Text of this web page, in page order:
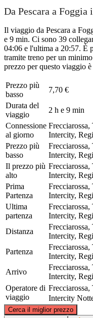
Da Pescara a Foggia
Il viaggio da Pescara a
e 9 min. Ci sono 39
04:06 e l'ultima a 20:57. È
tramite treno per un
prezzo per questo viaggio
Prezzo più
basso
7,70 €
Durata del
viaggio
2 h e 9 min
Connessione
al giorno
Intercity,
Prezzo più
basso
Intercity,
Il prezzo più
alto
Intercity,
Prima
Partenza
Intercity,
Ultima
partenza
Intercity,
Distanza
Intercity,
Partenza
Intercity,
Arrivo
Intercity,
Operatore di
viaggio
Frecciarossa,
Intercity
Cerca il miglior prezzo